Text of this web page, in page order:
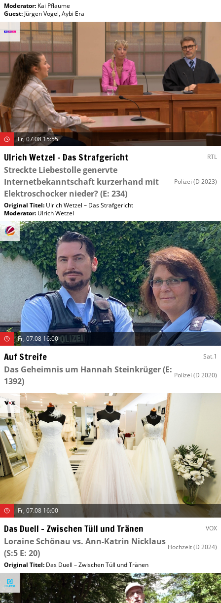
Moderator: Kai Pflaume
Guest: Jürgen Vogel,Aybi Era
Fr, 07.08 15:55
Ulrich Wetzel – Das Strafgericht RTL
Streckte Liebestolle genervte
Internetbekanntschaft kurzerhand mit
Elektroschocker nieder?(E: 234)
Polizei (D 2023)
Original Titel: Ulrich Wetzel – Das Strafgericht
Moderator: Ulrich Wetzel
Fr, 07.08 16:00
Auf Streife Sat.1
Das Geheimnis um Hannah Steinkrüger(E:
1392)
Polizei (D 2020)
Fr, 07.08 16:00
Das Duell – Zwischen Tüll und Tränen VOX
Loraine Schönau vs. Ann-Katrin Nicklaus
(S:5 E: 20)
Hochzeit(D 2024)
Original Titel: Das Duell – Zwischen Tüll und Tränen